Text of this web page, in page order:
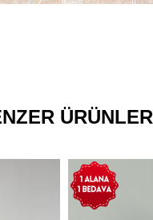
ÜRÜNLER